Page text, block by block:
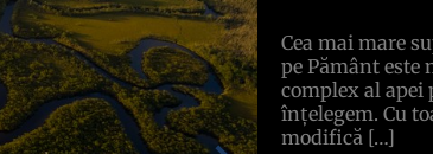
Cea mai mare
pe Pământ
complex al apei
înțelegem. Cu
modifică […]